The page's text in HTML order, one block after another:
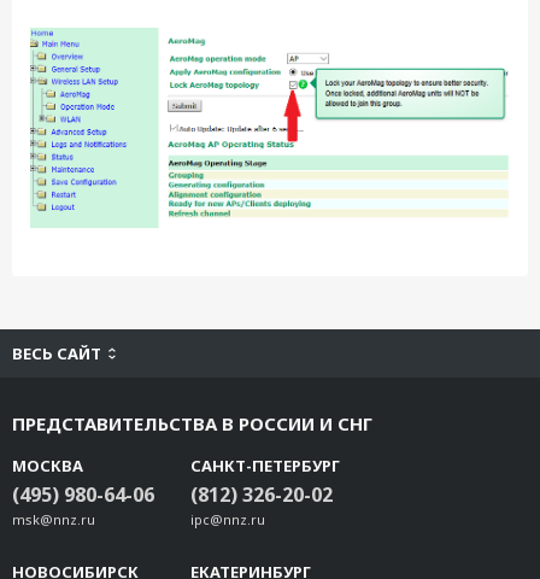
ВЕСЬ САЙТ
ПРЕДСТАВИТЕЛЬСТВА В РОССИИ И СНГ
МОСКВА
(495) 980-64-06
msk@nnz.ru
САНКТ-ПЕТЕРБУРГ
(812) 326-20-02
ipc@nnz.ru
НОВОСИБИРСК ЕКАТЕРИНБУРГ